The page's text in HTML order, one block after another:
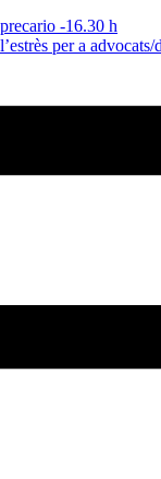
-16.30 h
per a advocats/